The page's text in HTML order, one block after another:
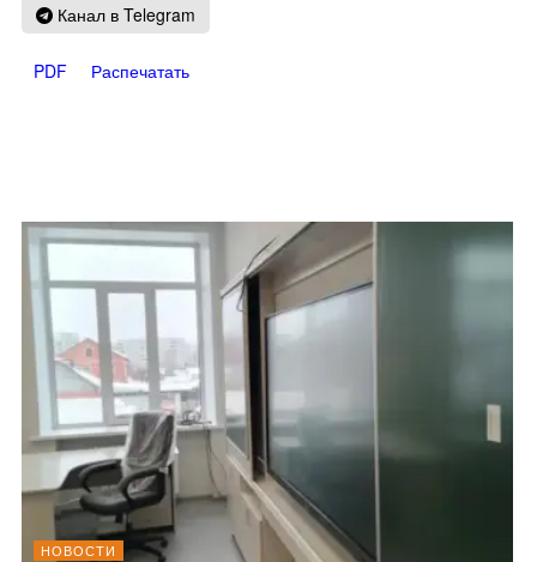
Канал в Telegram
PDF Распечатать
НОВОСТИ